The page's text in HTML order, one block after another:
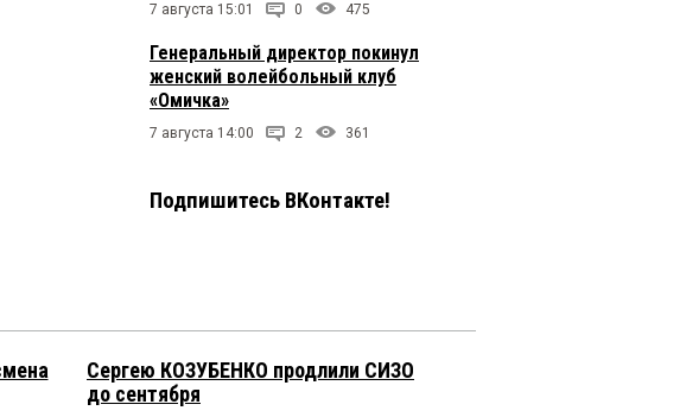
7 августа 15:01 0 475
Генеральный директор покинул
женский волейбольный клуб
«Омичка»
7 августа 14:00 2 361
Подпишитесь ВКонтакте!
Сергею КОЗУБЕНКО продлили СИЗО
до сентября